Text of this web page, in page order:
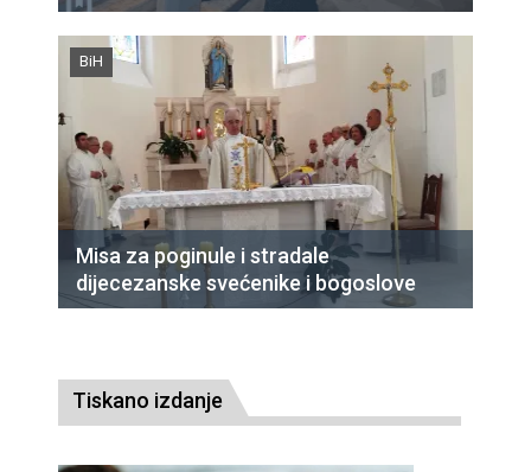
BiH
Misa za poginule i stradale
dijecezanske svećenike i bogoslove
Tiskano izdanje